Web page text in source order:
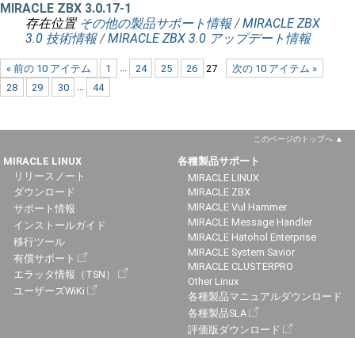
MIRACLE ZBX 3.0.17-1
存在位置 その他の製品サポート情報 /MIRACLE ZBX
3.0 技術情報 /MIRACLE ZBX 3.0 アップデート情報
« 前の 10 アイテム 次の 10 アイテム »
1 ... 24 25 26
27
28
29 30 ... 44
このページのトップへ
MIRACLE LINUX
リリースノート
ダウンロード
サポート情報
インストールガイド
移行ツール
有償サポート
エラッタ情報（TSN）
ユーザーズWiKi
各種製品サポート
MIRACLE LINUX
MIRACLE ZBX
MIRACLE Vul Hammer
MIRACLE Message Handler
MIRACLE Hatohol Enterprise
MIRACLE System Savior
MIRACLE CLUSTERPRO
Other Linux
各種製品マニュアルダウンロード
各種製品SLA
評価版ダウンロード